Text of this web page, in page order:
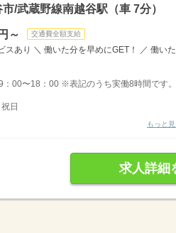
/武蔵野線南越谷駅（車 7分）
～ 交通費全額支給
あり ＼ 働いた分を早めにGET！ ／ 働い
：00〜18：00 ※表記のうち実働8時間です。
日
もっと
求人詳細